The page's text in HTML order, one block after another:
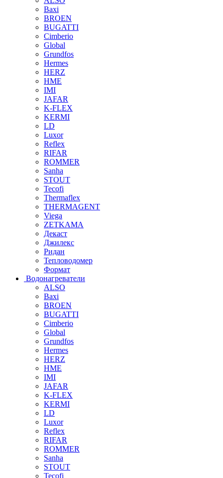
Baxi
BROEN
BUGATTI
Cimberio
Global
Grundfos
Hermes
HERZ
HME
IMI
JAFAR
K-FLEX
KERMI
LD
Luxor
Reflex
RIFAR
ROMMER
Sanha
STOUT
Tecofi
Thermaflex
THERMAGENT
Viega
ZETKAMA
Декаст
Джилекс
Ридан
Тепловодомер
Формат
Водонагреватели
ALSO
Baxi
BROEN
BUGATTI
Cimberio
Global
Grundfos
Hermes
HERZ
HME
IMI
JAFAR
K-FLEX
KERMI
LD
Luxor
Reflex
RIFAR
ROMMER
Sanha
STOUT
Tecofi